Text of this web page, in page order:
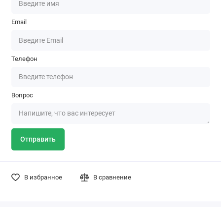
Email
Телефон
Вопрос
Отправить
В избранное В сравнение